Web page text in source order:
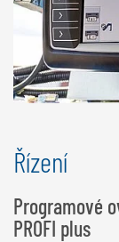
Řízení
Programové
PROFI plus